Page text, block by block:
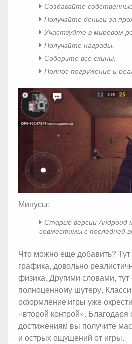
Создавайте
Получайте деньги за
Участвуйте в мировом
Получайте награды.
Соберите все скины.
Полное погружение и
Минусы:
Старые версии Андроид
совместимы с последней
Что можно еще добавить? Тут
графика, довольно
физика. Другими словами, тут
полноценному шутеру.
оформление игры уже
«второй контрой».
достижениям вы получите
и острых ощущений от игры.